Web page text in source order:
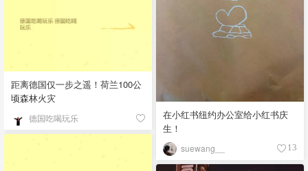
距离德国仅一步之遥！荷兰100公
顷森林火灾
德国吃喝玩乐
在小红书纽约办公室给小红书庆
生！
suewang__ 13